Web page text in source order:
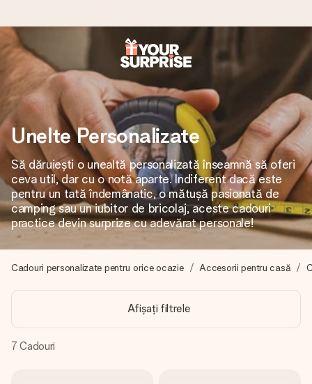
Comandă azi, expediem în 1 zi lucrătoare
Îți alcătuim cadoul cu grijă și îl trimitem îndată spre tine -
pentru ca tu să îl poți dărui exact când trebuie, atunci când
contează cel mai mult.
4,8 (bazat pe +15.000 de recenzii)
Cadourile noastre inspiră. Clienții ne oferă nota 4,8 pe
Google Reviews.
Creează ceva unic în doar câțiva pași - cu numele ei,
fotografia ta sau un mesaj din suflet. Fără bătăi de cap,
doar bucură-te de moment.
Unelte Personalizate
Să dăruiești o unealtă personalizată înseamnă să oferi
ceva util, dar cu o notă aparte. Indiferent dacă este
pentru un tată îndemânatic, o mătușă pasionată de
camping sau un iubitor de bricolaj, aceste cadouri
practice devin surprize cu adevărat personale!
Cadouri personalizate pentru orice ocazie Accesorii pentru casă
Afișați filtrele
7 Cadouri